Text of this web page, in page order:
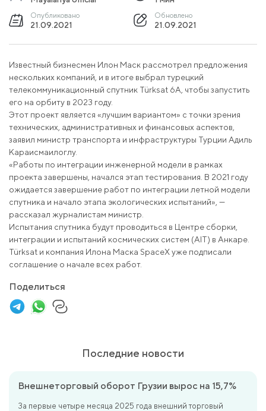
Опубликовано
21.09.2021
Обновлено
21.09.2021
Известный бизнесмен Илон Маск рассмотрел предложения
нескольких компаний, и в итоге выбрал турецкий
телекоммуникационный спутник Türksat 6A, чтобы запустить
его на орбиту в 2023 году.
Этот проект является «лучшим вариантом» с точки зрения
технических, административных и финансовых аспектов,
заявил министр транспорта и инфраструктуры Турции Адиль
Караисмаилоглу.
«Работы по интеграции инженерной модели в рамках
проекта завершены, начался этап тестирования. В 2021 году
ожидается завершение работ по интеграции летной модели
спутника и начало этапа экологических испытаний», —
рассказал журналистам министр.
Испытания спутника будут проводиться в Центре сборки,
интеграции и испытаний космических систем (AIT) в Анкаре.
Türksat и компания Илона Маска SpaceX уже подписали
соглашение о начале всех работ.
Поделиться
Последние новости
Внешнеторговый оборот Грузии вырос на 15,7%
За первые четыре месяца 2025 года внешний торговый